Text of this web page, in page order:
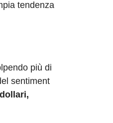
tendenza
più di
sentiment